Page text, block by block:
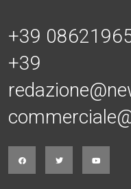
+39
+39